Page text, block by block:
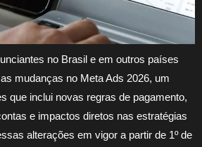
no Brasil e em outros países
mudanças no Meta Ads 2026, um
que inclui novas regras de pagamento,
e impactos diretos nas estratégias
alterações em vigor a partir de 1º de